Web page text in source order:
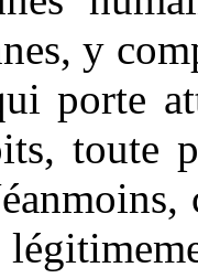
y
porte
toute